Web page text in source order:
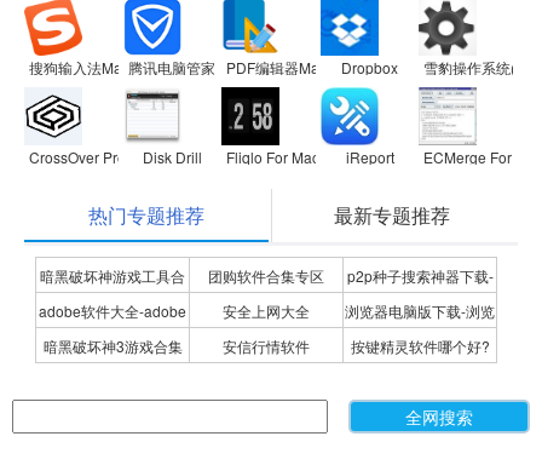
搜狗输入法Mac版腾讯电脑管家 PDF编辑器Mac版 Dropbox 雪豹操作系统
CrossOver Pro For Mac
Disk Drill Fliqlo For Mac iReport ECMerge For
热门专题推荐 最新专题推荐
暗黑破坏神游戏工具合
集
团购软件合集专区
p2p种子搜索神器下载-
P2P种子搜索神器专题
adobe软件大全-adobe
全系列软件下载-adobe
安全上网大全
浏览器电脑版下载-浏览
器下载合集
暗黑破坏神3游戏合集 安信行情软件
按键精灵软件哪个好?